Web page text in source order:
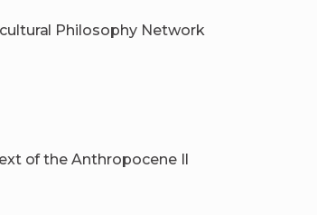
Philosophy Network
of the Anthropocene II